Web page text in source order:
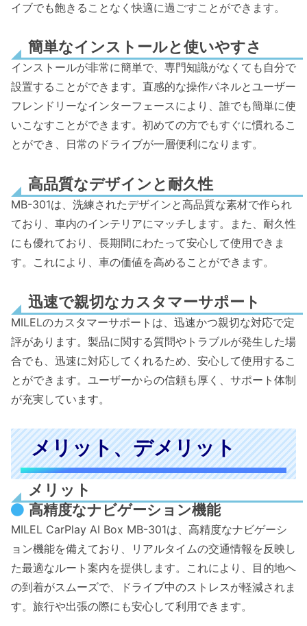
イブでも飽きることなく快適に過ごすことができます。
簡単なインストールと使いやすさ
インストールが非常に簡単で、専門知識がなくても自分で
設置することができます。直感的な操作パネルとユーザー
フレンドリーなインターフェースにより、誰でも簡単に使
いこなすことができます。初めての方でもすぐに慣れるこ
とができ、日常のドライブが一層便利になります。
高品質なデザインと耐久性
MB-301は、洗練されたデザインと高品質な素材で作られ
ており、車内のインテリアにマッチします。また、耐久性
にも優れており、長期間にわたって安心して使用できま
す。これにより、車の価値を高めることができます。
迅速で親切なカスタマーサポート
MILELのカスタマーサポートは、迅速かつ親切な対応で定
評があります。製品に関する質問やトラブルが発生した場
合でも、迅速に対応してくれるため、安心して使用するこ
とができます。ユーザーからの信頼も厚く、サポート体制
が充実しています。
メリット、デメリット
メリット
高精度なナビゲーション機能
MILEL CarPlay AI Box MB-301は、高精度なナビゲーシ
ョン機能を備えており、リアルタイムの交通情報を反映し
た最適なルート案内を提供します。これにより、目的地へ
の到着がスムーズで、ドライブ中のストレスが軽減されま
す。旅行や出張の際にも安心して利用できます。